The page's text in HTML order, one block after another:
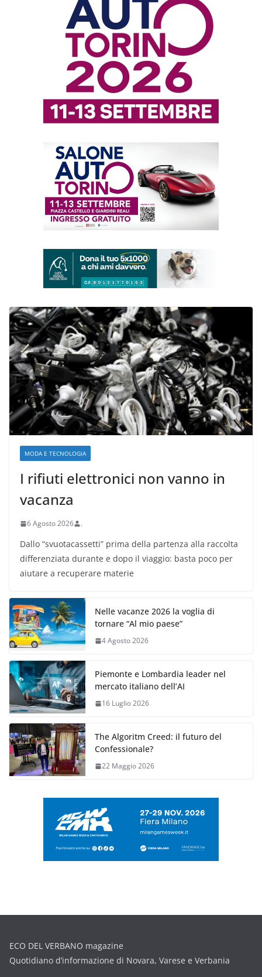
MODA E TECNOLOGIA
I rifiuti elettronici non vanno in
vacanza
6 Agosto 2026 .
Dallo “svuotacassetti” prima della partenza alla raccolta
differenziata durante e dopo il viaggio: basta poco per
aiutare a recuperare materie
Nelle vacanze 2026 la voglia di
tornare “Al mio paese”
4 Agosto 2026
Piemonte e Lombardia leader nel
mercato italiano dell’AI
16 Luglio 2026
The Algoritm Creed: il futuro del
Confessionale?
22 Maggio 2026
ECO DEL VERBANO magazine
Quotidiano d’informazione di Novara, Varese e Verbania